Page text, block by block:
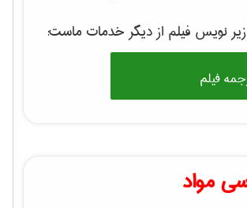
نویس فیلم از دیگر خدمات ماست:
فیلم
مواد